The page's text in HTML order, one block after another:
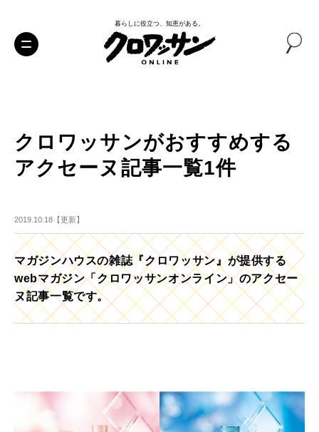
暮らしに役立つ、知恵がある。
クロワッサンがおすすめする
アクセーヌ記事一覧1件
2019.10.18【更新】
マガジンハウスの雑誌『クロワッサン』が提供する
webマガジン「クロワッサンオンライン」のアクセー
ヌ記事一覧です。